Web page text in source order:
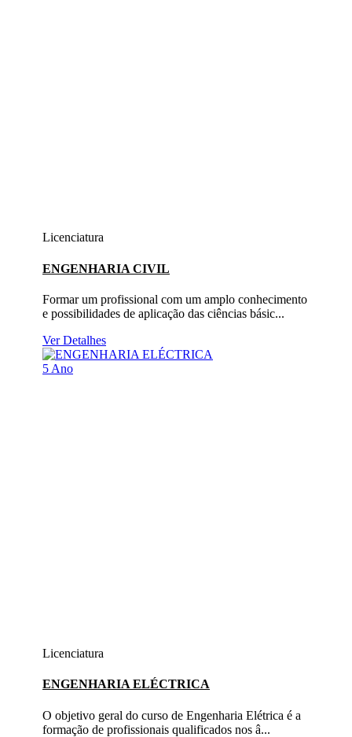
Licenciatura
ENGENHARIA CIVIL
Formar um profissional com um amplo conhecimento
e possibilidades de aplicação das ciências básic...
Ver Detalhes
5 Ano
Licenciatura
ENGENHARIA ELÉCTRICA
O objetivo geral do curso de Engenharia Elétrica é a
formação de profissionais qualificados nos â...